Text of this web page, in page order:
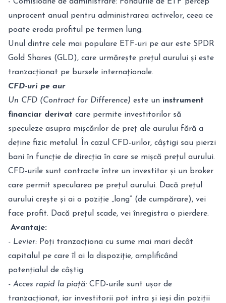
unprocent anual pentru administrarea activelor, ceea ce
poate eroda profitul pe termen lung.
Unul dintre cele mai populare ETF-uri pe aur este SPDR
Gold Shares (GLD), care urmărește prețul aurului și este
tranzacționat pe bursele internaționale.
CFD-uri pe aur
Un CFD (Contract for Difference) este un instrument
financiar derivat care permite investitorilor să
speculeze asupra mișcărilor de preț ale aurului fără a
deține fizic metalul. În cazul CFD-urilor, câștigi sau pierzi
bani în funcție de direcția în care se mișcă prețul aurului.
CFD-urile sunt contracte între un investitor și un broker
care permit specularea pe prețul aurului. Dacă prețul
aurului crește și ai o poziție „long” (de cumpărare), vei
face profit. Dacă prețul scade, vei înregistra o pierdere.
Avantaje:
- Levier: Poți tranzacționa cu sume mai mari decât
capitalul pe care îl ai la dispoziție, amplificând
potențialul de câștig.
- Acces rapid la piață: CFD-urile sunt ușor de
tranzacționat, iar investitorii pot intra și ieși din poziții